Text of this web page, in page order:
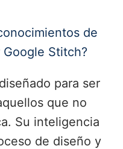
de
Stitch?
para ser
que no
Su inteligencia
de diseño y